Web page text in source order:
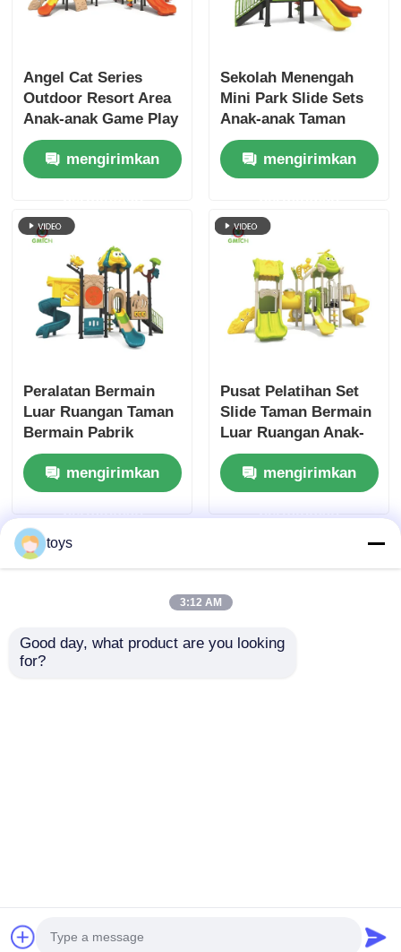
Angel Cat Series
Outdoor Resort Area
Anak-anak Game Play
Sets Outdoor
Playground Anak-
anak bermain mainan
untuk dijual
mengirimkan
Sekolah Menengah
Mini Park Slide Sets
Anak-anak Taman
bermain Luar
Ruangan Fun Play
Peralatan Keamanan
bermain Anak-anak
mengirimkan
Peralatan Bermain
Luar Ruangan Taman
Bermain Pabrik
Langsung Mainan
Bermain
Menyenangkan Set
Slide Anak-anak
mengirimkan
permintaan
Pusat Pelatihan Set
Slide Taman Bermain
Luar Ruangan Anak-
anak yang Menarik
Rumah Bermain
Game Pabrik Taman
Bermain Cina
mengirimkan
permintaan
cina.Copyright © 2026 Guangzhou Jinmiqi Sports
toys
3:12 AM
Good day, what product are you looking
for?